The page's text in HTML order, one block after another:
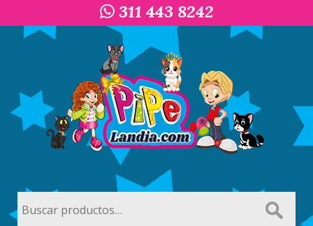
311 443 8242
por: